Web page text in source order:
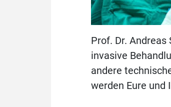
Prof. Dr.
invasive
andere
werden Eure und